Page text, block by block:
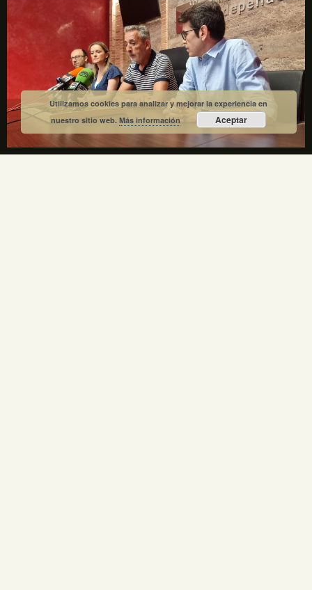
Utilizamos cookies para analizar y mejorar la experiencia en
nuestro sitio web.Más información Aceptar